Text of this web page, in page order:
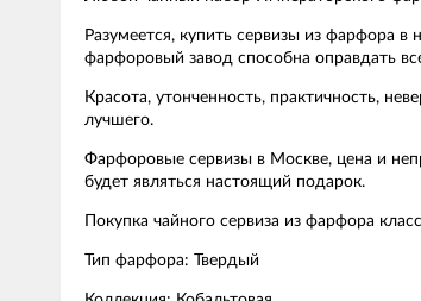
Разумеется, купить сервизы из фарфора
фарфоровый завод способна оправдать
Красота, утонченность, практичность,
лучшего.
Фарфоровые сервизы в Москве, цена и
будет являться настоящий подарок.
Покупка чайного сервиза из фарфора
Тип фарфора: Твердый